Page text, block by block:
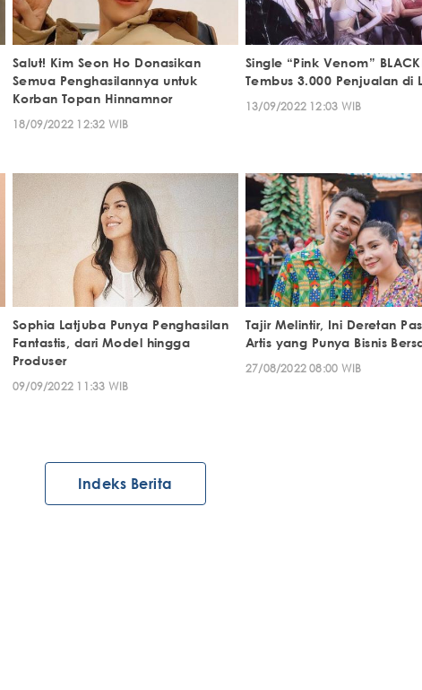
Salut! Kim Seon Ho Donasikan
Semua Penghasilannya untuk
Korban Topan Hinnamnor
18/09/2022 12:32 WIB
Single “Pink Venom”
Tembus 3.000 Penjualan di
13/09/2022 12:03 WIB
Sophia Latjuba Punya Penghasilan
Fantastis, dari Model hingga
Produser
09/09/2022 11:33 WIB
Tajir Melintir, Ini Deretan
Artis yang Punya Bisnis
27/08/2022 08:00 WIB
Indeks Berita